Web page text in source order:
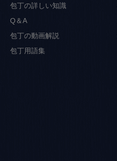
包丁の詳しい知識
Q＆A
包丁の動画解説
包丁用語集